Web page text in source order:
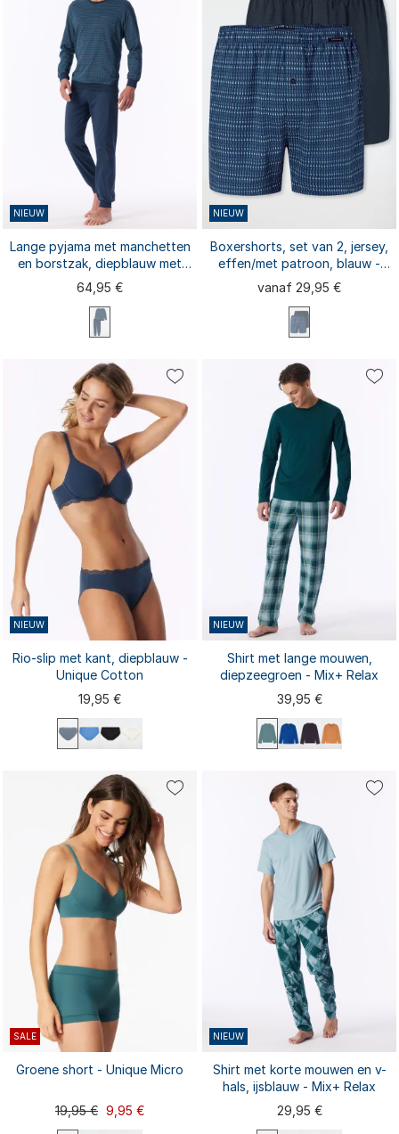
XXL 4XL
NIEUW
L XL XXL
3XL
Lange pyjama met manchetten
en borstzak, diepblauw met
patroon - Comfort Essentials
64,95 €
NIEUW
L
3XL
Boxershorts, set van 2, jersey,
effen/met patroon, blauw -
Boxershorts multipacks
vanaf 29,95 €
NIEUW
L XL XXL
3XL 4XL
Rio-slip met kant, diepblauw -
Unique Cotton
19,95 €
NIEUW
M L XXL
3XL
Shirt met lange mouwen,
diepzeegroen - Mix+ Relax
39,95 €
SALE
Groene short - Unique Micro
19,95 € 9,95 €
NIEUW
Shirt met korte mouwen en v-
hals, ijsblauw - Mix+ Relax
29,95 €